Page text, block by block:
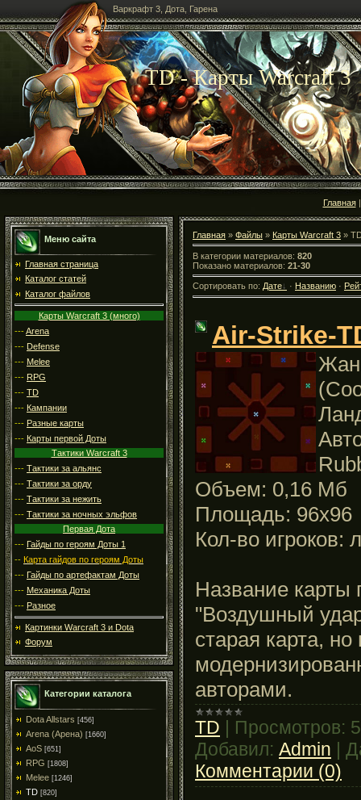
Варкрафт 3, Дота, Гарена
TD - Карты Warcraft 3
Главная
Меню сайта
Главная страница
Каталог статей
Каталог файлов
Карты Warcraft 3 (много)
---Arena
--- Defense
--- Melee
--- RPG
--- TD
--- Кампании
--- Разные карты
--- Карты первой Доты
Тактики Warcraft 3
--- Тактики за альянс
--- Тактики за орду
--- Тактики за нежить
--- Тактики за ночных эльфов
Первая Дота
--- Гайды по героям Доты 1
-- Карта гайдов по героям Доты
--- Гайды по артефактам Доты
--- Механика Доты
--- Разное
Картинки Warcraft 3 и Dota
Форум
Категории каталога
Dota Allstars [456]
Arena (Арена) [1660]
AoS [651]
RPG [1808]
Melee [1246]
TD [820]
Главная » Файлы » Карты Warcraft 3 »
В категории материалов: 820
Показано материалов: 21-30
Сортировать по: Дате · Названию ·
Air-Strike-
Объем: 0,16 Мб
Площадь: 96x96
Кол-во игроков:
Название карты
"Воздушный
старая карта, но
авторами.
TD | Просмотров:
Добавил: Admin |
Комментарии (0)